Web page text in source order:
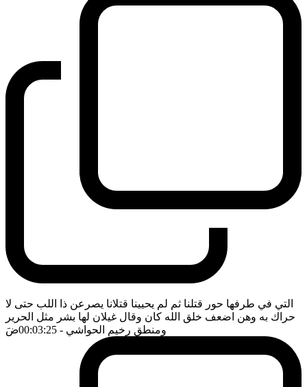
التي في طرفها حور قتلنا ثم لم يحيينا قتلانا يصرعن ذا اللب حتى لا
حراك به وهن اضعف خلق الله كان وقال غيلان لها بشر مثل الحرير
ومنطق رخيم الحواشي - 00:03:25 ضَ